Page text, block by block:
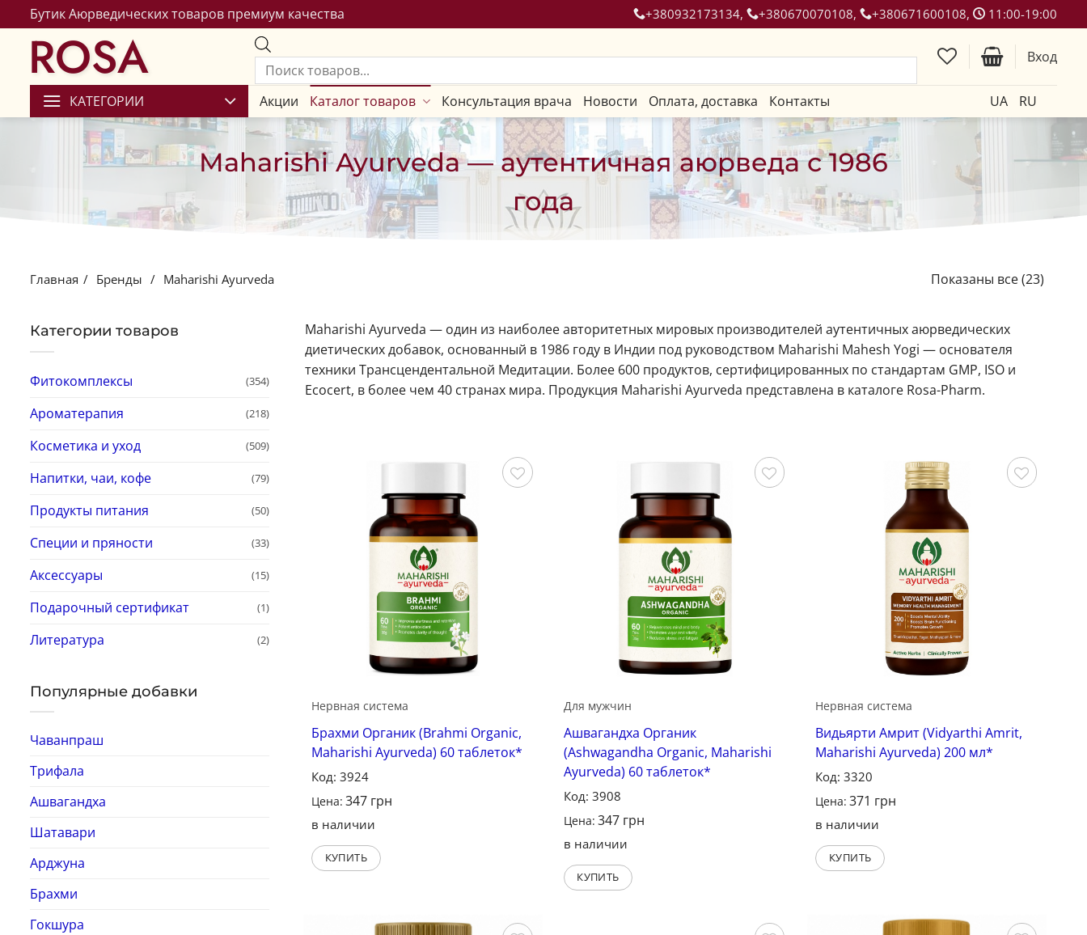
Бутик Аюрведических товаров премиум качества +380932173134, +380670070108, +380671600108, 11:00-19:00
ROSA Вход
КАТЕГОРИИ Акции Каталог товаров Консультация врача Новости Оплата, доставка Контакты UA RU
Maharishi Ayurveda — аутентичная аюрведа с 1986
года
Главная / Бренды / Maharishi Ayurveda Показаны все (23)
Категории товаров
Фитокомплексы (354)
Ароматерапия (218)
Косметика и уход (509)
Напитки, чаи, кофе (79)
Продукты питания (50)
Специи и пряности (33)
Аксессуары (15)
Подарочный сертификат (1)
Литература (2)
Популярные добавки
Чаванпраш
Трифала
Ашвагандха
Шатавари
Арджуна
Брахми
Гокшура
Maharishi Ayurveda — один из наиболее авторитетных мировых производителей аутентичных аюрведических
диетических добавок, основанный в 1986 году в Индии под руководством Maharishi Mahesh Yogi — основателя
техники Трансцендентальной Медитации. Более 600 продуктов, сертифицированных по стандартам GMP, ISO и
Ecocert, в более чем 40 странах мира. Продукция Maharishi Ayurveda представлена в каталоге Rosa-Pharm.
Нервная система
Брахми Органик (Brahmi Organic,
Maharishi Ayurveda) 60 таблеток*
Код: 3924
Цена: 347 грн
в наличии
КУПИТЬ
Сохранить
Для мужчин
Ашвагандха Органик
(Ashwagandha Organic, Maharishi
Ayurveda) 60 таблеток*
Код: 3908
Цена: 347 грн
в наличии
КУПИТЬ
Нервная система
Видьярти Амрит (Vidyarthi Amrit,
Maharishi Ayurveda) 200 мл*
Код: 3320
Цена: 371 грн
в наличии
КУПИТЬ